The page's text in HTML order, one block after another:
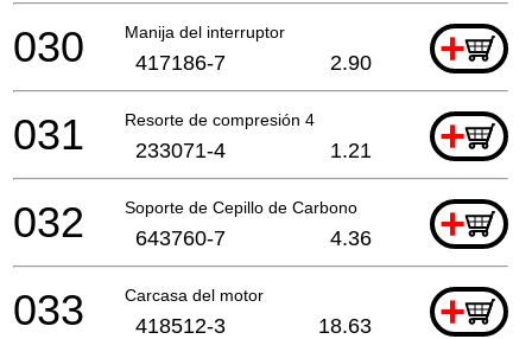
Manija del interruptor +
030 417186-7 2.90
Resorte de compresión 4 +
031 233071-4 1.21
Soporte de Cepillo de Carbono +
032 643760-7 4.36
Carcasa del motor +
033 418512-3 18.63